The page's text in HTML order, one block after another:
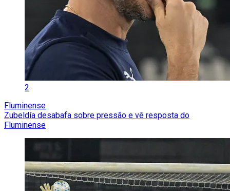
2
Fluminense
Zubeldía desabafa sobre pressão e vê resposta do
Fluminense